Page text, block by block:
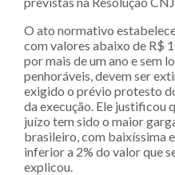
O ato normativo
com valores abaixo de R$
por mais de um ano e sem
penhoráveis, devem ser
exigido o prévio protesto
da execução. Ele justificou
juízo tem sido o maior
brasileiro, com baixíssima
inferior a 2% do valor que
explicou.